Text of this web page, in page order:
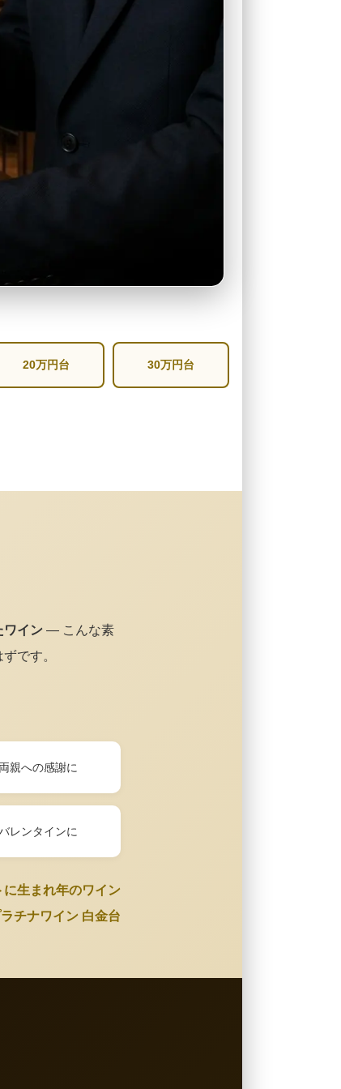
20万円台 30万円台
ワイン — こんな素
です。
親への感謝に
レンタインに
に生まれ年のワイン
チナワイン 白金台